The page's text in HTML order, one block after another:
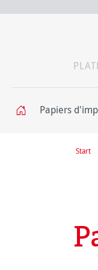
Papiers
Start